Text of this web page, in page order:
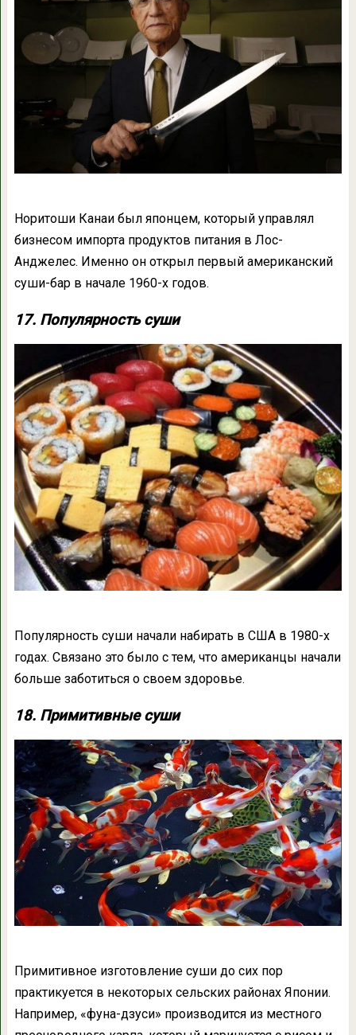
Норитоши Канаи был японцем, который управлял
бизнесом импорта продуктов питания в Лос-
Анджелес. Именно он открыл первый американский
суши-бар в начале 1960-х годов.
17. Популярность суши
Популярность суши начали набирать в США в 1980-х
годах. Связано это было с тем, что американцы начали
больше заботиться о своем здоровье.
18. Примитивные суши
Примитивное изготовление суши до сих пор
практикуется в некоторых сельских районах Японии.
Например, «фуна-дзуси» производится из местного